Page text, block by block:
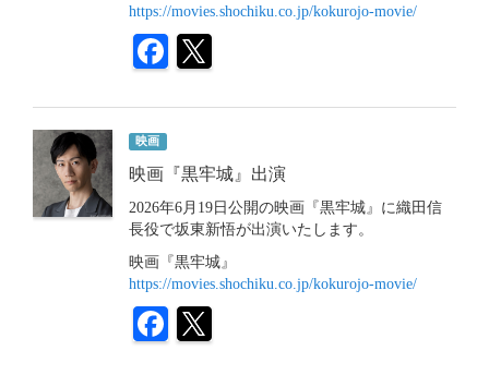
https://movies.shochiku.co.jp/kokurojo-movie/
映画
映画『黒牢城』出演
2026年6月19日公開の映画『黒牢城』に織田信
長役で坂東新悟が出演いたします。
映画『黒牢城』
https://movies.shochiku.co.jp/kokurojo-movie/